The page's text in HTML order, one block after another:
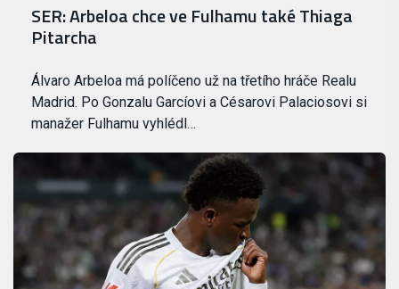
SER: Arbeloa chce ve Fulhamu také Thiaga
Pitarcha
Álvaro Arbeloa má políčeno už na třetího hráče Realu
Madrid. Po Gonzalu Garcíovi a Césarovi Palaciosovi si
manažer Fulhamu vyhlédl…